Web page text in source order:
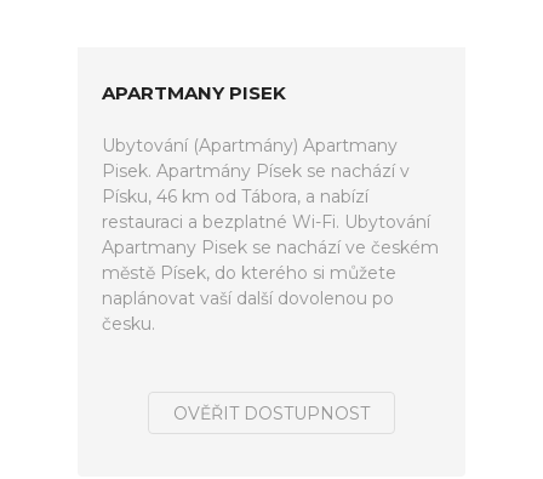
APARTMANY PISEK
Ubytování (Apartmány) Apartmany
Pisek. Apartmány Písek se nachází v
Písku, 46 km od Tábora, a nabízí
restauraci a bezplatné Wi-Fi. Ubytování
Apartmany Pisek se nachází ve českém
městě Písek, do kterého si můžete
naplánovat vaší další dovolenou po
česku.
OVĚŘIT DOSTUPNOST